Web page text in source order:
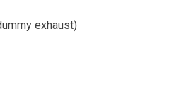
exhaust)